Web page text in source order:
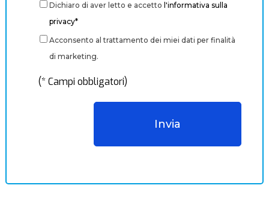
Dichiaro di aver letto e accetto l'informativa sulla
privacy*
Acconsento al trattamento dei miei dati per finalità
di marketing.
(* Campi obbligatori)